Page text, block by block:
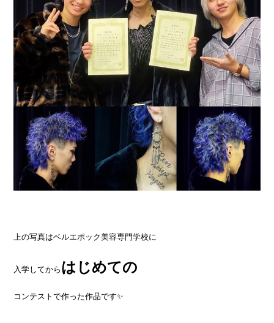
上の写真はベルエポック美容専門学校に
入学してからはじめての
コンテストで作った作品です✨